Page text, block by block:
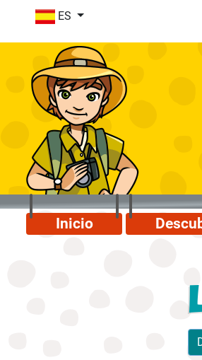
ES
Inicio